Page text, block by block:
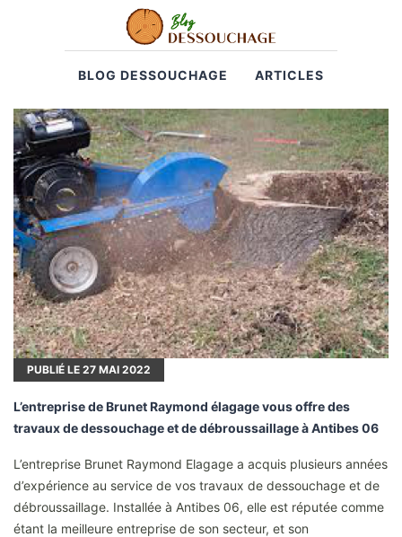
BLOG DESSOUCHAGE ARTICLES
PUBLIÉ LE 27 MAI 2022
L’entreprise de Brunet Raymond élagage vous offre des
travaux de dessouchage et de débroussaillage à Antibes 06
L’entreprise Brunet Raymond Elagage a acquis plusieurs années
d’expérience au service de vos travaux de dessouchage et de
débroussaillage. Installée à Antibes 06, elle est réputée comme
étant la meilleure entreprise de son secteur, et son